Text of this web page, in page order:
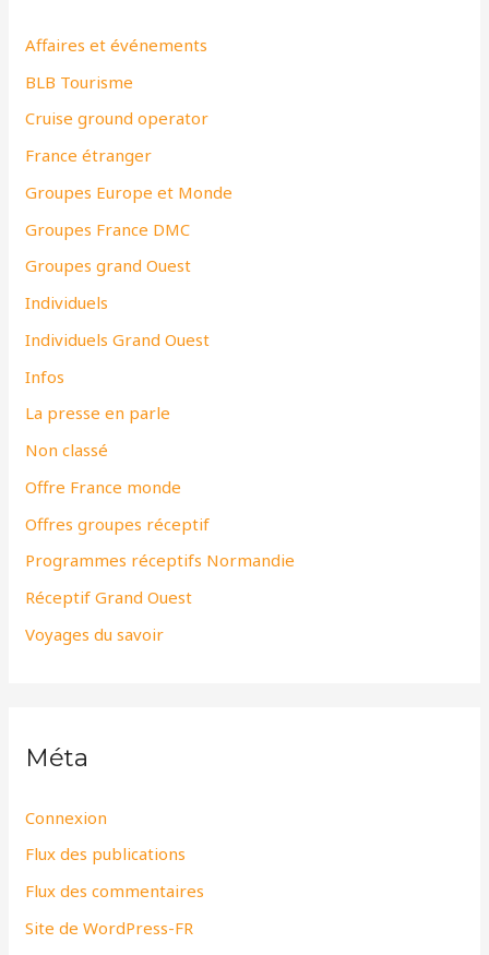
Affaires et événements
BLB Tourisme
Cruise ground operator
France étranger
Groupes Europe et Monde
Groupes France DMC
Groupes grand Ouest
Individuels
Individuels Grand Ouest
Infos
La presse en parle
Non classé
Offre France monde
Offres groupes réceptif
Programmes réceptifs Normandie
Réceptif Grand Ouest
Voyages du savoir
Méta
Connexion
Flux des publications
Flux des commentaires
Site de WordPress-FR